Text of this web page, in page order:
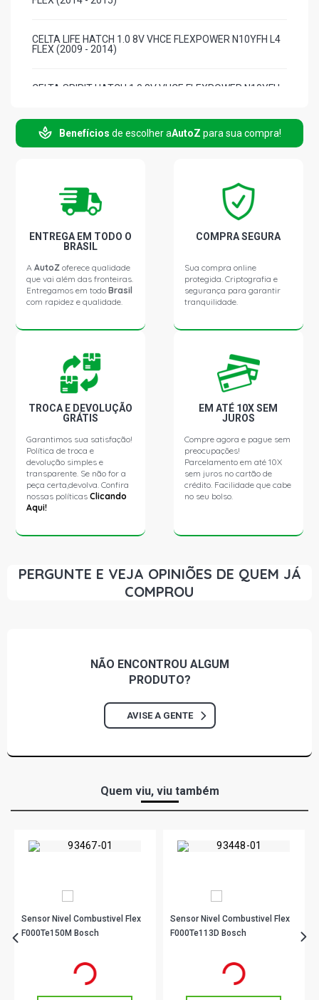
CELTA LIFE HATCH 1.0 8V VHCE FLEXPOWER N10YFH L4
FLEX (2009 - 2014)
CELTA SPIRIT HATCH 1.0 8V VHCE FLEXPOWER N10YFH
CELTA SUPER HATCH 1.0 8V VHCE FLEXPOWER N10YFH
L4 FLEX (2006 - 2009)
CORSA SEDAN CLASSIC LIFE SEDAN 1.0 8V VHCE
FLEXPOWER N10YFH L4 FLEX (2005 - 2009)
CORSA SEDAN CLASSIC LS SEDAN 1.0 8V VHCE
FLEXPOWER N10YFH L4 FLEX (2010 - 2016)
CORSA SEDAN CLASSIC SPIRIT SEDAN 1.0 8V VHCE
FLEXPOWER N10YFH L4 FLEX (2005 - 2009)
CORSA SEDAN CLASSIC SUPER SEDAN 1.0 8V VHCE
PRISMA JOY SEDAN 1.4 8V ECONOFLEX N14YF FLEX
(2007 - 2010)
(2007 - 2012)
PRISMA LT SEDAN 1.4 8V ECONOFLEX N14YF FLEX (2007
- 2012)
CELTA LT HATCH 1.0 8V VHC FLEXPOWER X10YFH FLEX
AGILE LTZ EASYTRONIC HATCH 1.4 8V ECONOFLEX
N14YF FLEX (2013 - 2014)
AGILE LTZ WIFI HATCH 1.4 8V ECONOFLEX N14YF FLEX
Benefícios de escolher aAutoZ para sua compra!
ENTREGA EM TODO O
BRASIL
AAutoZ oferece qualidade
que vai além das fronteiras.
Entregamos em todoBrasil
com rapidez e qualidade.
COMPRA SEGURA
Sua compra online
protegida. Criptografia e
segurança para garantir
tranquilidade.
TROCA E DEVOLUÇÃO
GRÁTIS
Garantimos sua satisfação!
Política de troca e
devolução simples e
transparente. Se não for a
peça certa,devolva. Confira
nossas políticasClicando
Aqui!
EM ATÉ 10X SEM
JUROS
Compre agora e pague sem
preocupações!
Parcelamento em até 10X
sem juros no cartão de
crédito. Facilidade que cabe
no seu bolso.
PERGUNTE E VEJA OPINIÕES DE QUEM JÁ
COMPROU
NÃO ENCONTROU ALGUM
PRODUTO?
AVISE A GENTE
Quem viu, viu também
Sensor Nivel Combustivel Flex
F000Te150M Bosch
em até 3x de
Sensor Nivel Combustivel Flex
F000Te113D Bosch
em até 3x de